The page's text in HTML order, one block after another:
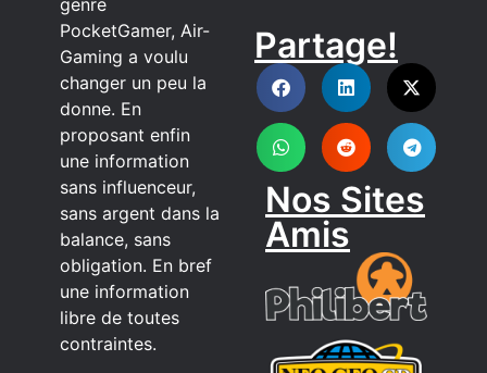
genre
PocketGamer, Air-
Gaming a voulu
changer un peu la
donne. En
proposant enfin
une information
sans influenceur,
sans argent dans la
balance, sans
obligation. En bref
une information
libre de toutes
contraintes.
DISCORD
Partage!
Nos Sites
Amis